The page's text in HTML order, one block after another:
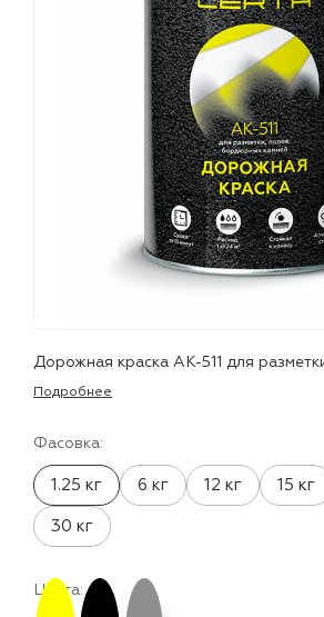
Дорожная краска АК-511 для
Подробнее
Фасовка:
1.25 кг 6 кг 12 кг 15 кг
30 кг
Цвета: